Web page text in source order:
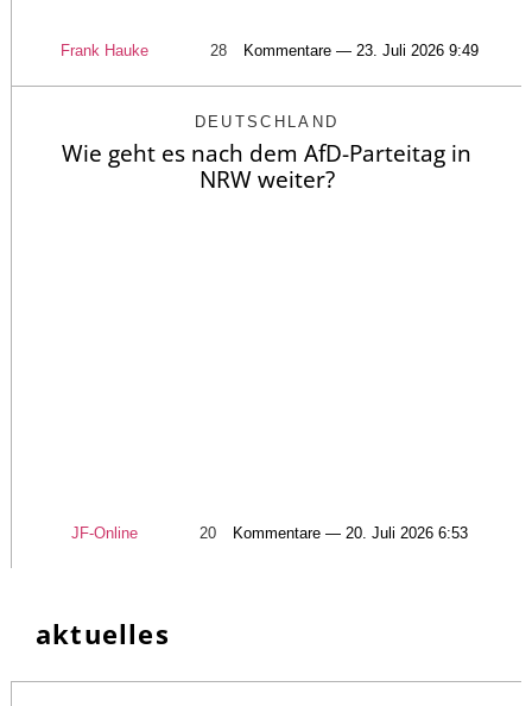
Frank Hauke 28 Kommentare — 23. Juli 2026 9:49
DEUTSCHLAND
Wie geht es nach dem AfD-Parteitag in
NRW weiter?
JF-Online 20 Kommentare — 20. Juli 2026 6:53
aktuelles